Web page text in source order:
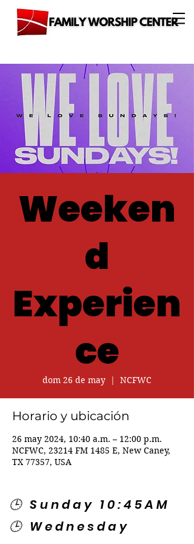
Weeken
d
Experien
ce
dom 26 de may
  |
NCFWC
Horario y ubicación
26 may 2024, 10:40 a.m. – 12:00 p.m.
NCFWC, 23214 FM 1485 E, New Caney,
TX 77357, USA
🕒 Sunday 10:45AM
🕒 Wednesday